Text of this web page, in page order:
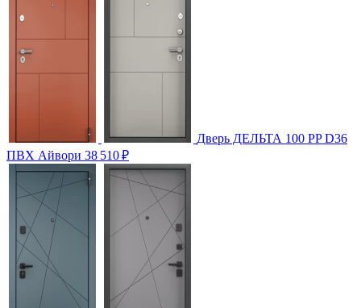
Дверь ДЕЛЬТА 100 PP D36
ПВХ Айвори 38 510₽